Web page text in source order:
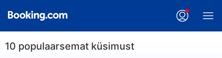
10 populaarsemat küsimust